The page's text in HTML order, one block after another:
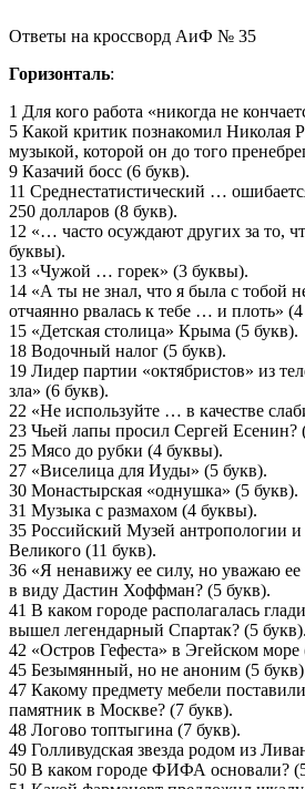
Ответы на кроссворд АиФ № 35
Горизонталь:
1 Для кого работа «никогда не
5 Какой критик познакомил Николая
музыкой, которой он до того
9 Казачий босс (6 букв).
11 Среднестатистический …
250 долларов (8 букв).
12 «… часто осуждают других за то,
буквы).
13 «Чужой … горек» (3 буквы).
14 «А ты не знал, что я была с тобой
отчаянно рвалась к тебе … и плоть»
15 «Детская столица» Крыма (5 букв).
18 Водочный налог (5 букв).
19 Лидер партии «октябристов» из
зла» (6 букв).
22 «Не используйте … в качестве
23 Чьей лапы просил Сергей Есенин?
25 Мясо до рубки (4 буквы).
27 «Виселица для Иуды» (5 букв).
30 Монастырская «однушка» (5 букв).
31 Музыка с размахом (4 буквы).
35 Российский Музей антропологии
Великого (11 букв).
36 «Я ненавижу ее силу, но уважаю ее
в виду Дастин Хоффман? (5 букв).
41 В каком городе располагалась
вышел легендарный Спартак? (5 букв).
42 «Остров Гефеста» в Эгейском море
45 Безымянный, но не аноним (5
47 Какому предмету мебели
памятник в Москве? (7 букв).
48 Логово топтыгина (7 букв).
49 Голливудская звезда родом из
50 В каком городе ФИФА основали?